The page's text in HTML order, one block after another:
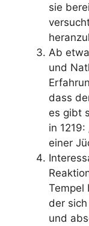
sie
Ab
und
dass
es gibt
in 1219:
einer
Tempel
der
und